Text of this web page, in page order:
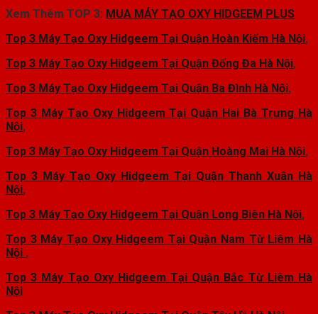
Xem Thêm TOP 3: MUA MÁY TẠO OXY HIDGEEM PLUS
Top 3 Máy Tạo Oxy Hidgeem Tại Quận Hoàn Kiếm Hà Nội,
Top 3 Máy Tạo Oxy Hidgeem Tại Quận Đống Đa Hà Nội,
Top 3 Máy Tạo Oxy Hidgeem Tại Quận Ba Đình Hà Nội,
Top 3 Máy Tạo Oxy Hidgeem Tại Quận Hai Bà Trưng Hà
Nội,
Top 3 Máy Tạo Oxy Hidgeem Tại Quận Hoàng Mai Hà Nội,
Top 3 Máy Tạo Oxy Hidgeem Tại Quận Thanh Xuân Hà
Nội,
Top 3 Máy Tạo Oxy Hidgeem Tại Quận Long Biên Hà Nội,
Top 3 Máy Tạo Oxy Hidgeem Tại Quận Nam Từ Liêm Hà
Nội ,
Top 3 Máy Tạo Oxy Hidgeem Tại Quận Bắc Từ Liêm Hà
Nội